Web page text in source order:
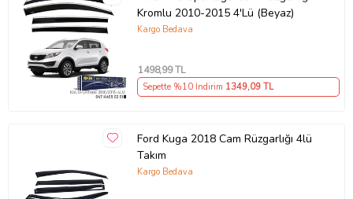
Kromlu 2010-2015 4'Lü (Beyaz)
Kargo Bedava
1498,99 TL
Sepette %10 İndirim 1349,09 TL
Ford Kuga 2018 Cam Rüzgarlığı 4lü
Takım
Kargo Bedava